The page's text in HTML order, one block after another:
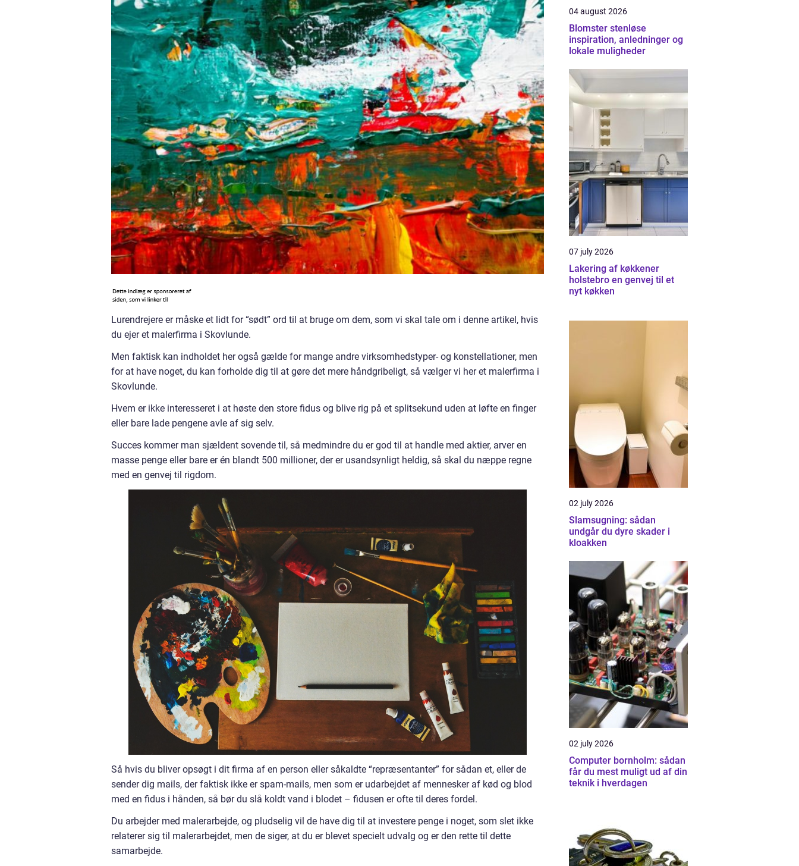
Lurendrejere er måske et lidt for “sødt” ord til at bruge om dem, som vi skal tale om i denne artikel, hvis
du ejer et malerfirma i Skovlunde.
Men faktisk kan indholdet her også gælde for mange andre virksomhedstyper- og konstellationer, men
for at have noget, du kan forholde dig til at gøre det mere håndgribeligt, så vælger vi her et malerfirma i
Skovlunde.
Hvem er ikke interesseret i at høste den store fidus og blive rig på et splitsekund uden at løfte en finger
eller bare lade pengene avle af sig selv.
Succes kommer man sjældent sovende til, så medmindre du er god til at handle med aktier, arver en
masse penge eller bare er én blandt 500 millioner, der er usandsynligt heldig, så skal du næppe regne
med en genvej til rigdom.
Så hvis du bliver opsøgt i dit firma af en person eller såkaldte “repræsentanter” for sådan et, eller de
sender dig mails, der faktisk ikke er spam-mails, men som er udarbejdet af mennesker af kød og blod
med en fidus i hånden, så bør du slå koldt vand i blodet – fidusen er ofte til deres fordel.
Du arbejder med malerarbejde, og pludselig vil de have dig til at investere penge i noget, som slet ikke
relaterer sig til malerarbejdet, men de siger, at du er blevet specielt udvalg og er den rette til dette
samarbejde.
04 august 2026
Blomster stenløse
inspiration, anledninger og
lokale muligheder
07 july 2026
Lakering af køkkener
holstebro en genvej til et
nyt køkken
02 july 2026
Slamsugning: sådan
undgår du dyre skader i
kloakken
02 july 2026
Computer bornholm: sådan
får du mest muligt ud af din
teknik i hverdagen